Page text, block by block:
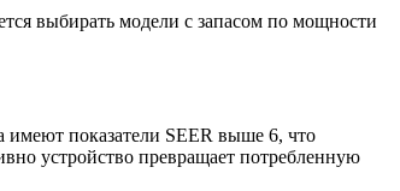
выбирать модели с запасом по мощности
имеют показатели SEER выше 6, что
устройство превращает потребленную